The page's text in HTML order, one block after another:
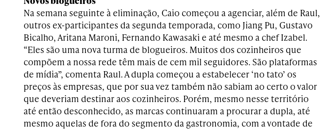
Na semana seguinte à eliminação, Caio começou a agenciar, além de Raul,
outros ex-participantes da segunda temporada, como Jiang Pu, Gustavo
Bicalho, Aritana Maroni, Fernando Kawasaki e até mesmo a chef Izabel.
“Eles são uma nova turma de blogueiros. Muitos dos cozinheiros que
compõem a nossa rede têm mais de cem mil seguidores. São plataformas
de mídia”, comenta Raul. A dupla começou a estabelecer ‘no tato’ os
preços às empresas, que por sua vez também não sabiam ao certo o valor
que deveriam destinar aos cozinheiros. Porém, mesmo nesse território
até então desconhecido, as marcas continuaram a procurar a dupla, até
mesmo aquelas de fora do segmento da gastronomia, com a vontade de